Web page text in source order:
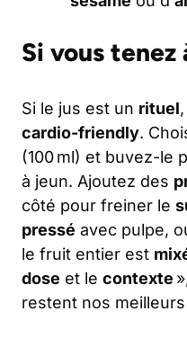
Si vous
Si le jus est un rituel
cardio-friendly.
(100 ml) et buvez-le
à jeun. Ajoutez des
côté pour freiner le
pressé avec pulpe,
le fruit entier est
dose et le contexte
restent nos meilleurs